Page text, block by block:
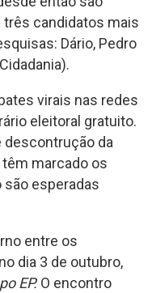
candidatos mais
Dário, Pedro
virais nas redes
eleitoral gratuito.
descontrução da
marcado os
são esperadas
entre os
dia 3 de outubro,
EP. O encontro